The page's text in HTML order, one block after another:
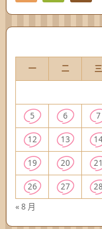
Feedly
一
二 三
« 8 月
5 6 7
12 13
19 20 21
26 27 28